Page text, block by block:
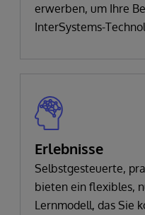
erwerben, um Ihre
InterSystems-
Erlebnisse
Selbstgesteuerte,
bieten ein flexibles,
Lernmodell, das Sie